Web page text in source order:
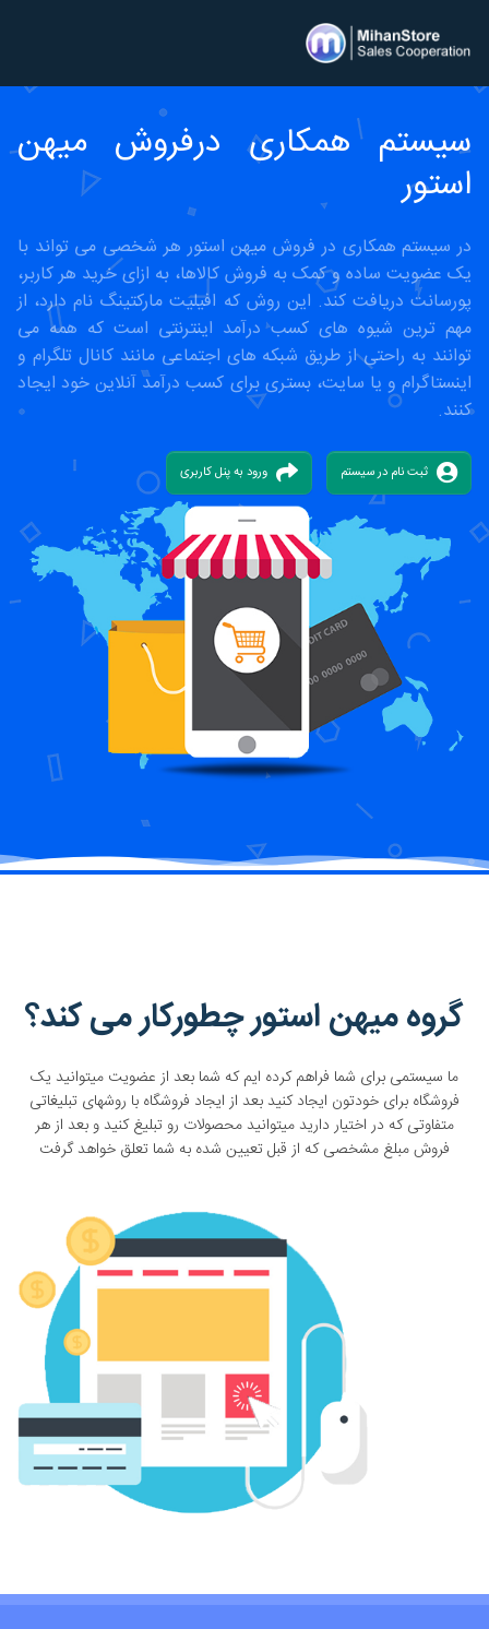
سیستم همکاری درفروش میهن
استور
در سیستم همکاری در فروش میهن استور هر شخصی می تواند با
یک عضویت ساده و کمک به فروش کالاها، به ازای خرید هر کاربر،
پورسانت دریافت کند. این روش که افیلیت مارکتینگ نام دارد، از
مهم ترین شیوه های کسب درآمد اینترنتی است که همه می
توانند به راحتی از طریق شبکه های اجتماعی مانند کانال تلگرام و
اینستاگرام و یا سایت، بستری برای کسب درآمد آنلاین خود ایجاد
کنند.
ثبت نام در سیستم ورود به پنل کاربری
گروه میهن استور چطورکار می کند؟
ما سیستمی برای شما فراهم کرده ایم که شما بعد از عضویت میتوانید یک
فروشگاه برای خودتون ایجاد کنید بعد از ایجاد فروشگاه با روشهای تبلیغاتی
متفاوتی که در اختیار دارید میتوانید محصولات رو تبلیغ کنید و بعد از هر
فروش مبلغ مشخصی که از قبل تعیین شده به شما تعلق خواهد گرفت